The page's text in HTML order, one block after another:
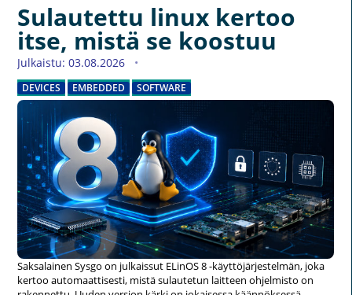
Sulautettu linux kertoo
itse, mistä se koostuu
Julkaistu: 03.08.2026
DEVICES EMBEDDED SOFTWARE
Saksalainen Sysgo on julkaissut ELinOS 8 -käyttöjärjestelmän, joka
kertoo automaattisesti, mistä sulautetun laitteen ohjelmisto on